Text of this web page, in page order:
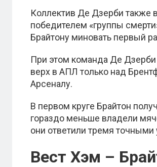
Коллектив Де Дзерби также
победителем «группы
Брайтону миновать первый
При этом команда Де Дзерби
верх в АПЛ только над
Арсеналу.
В первом круге Брайтон
гораздо меньше владели
они ответили тремя точными
Вест Хэм –